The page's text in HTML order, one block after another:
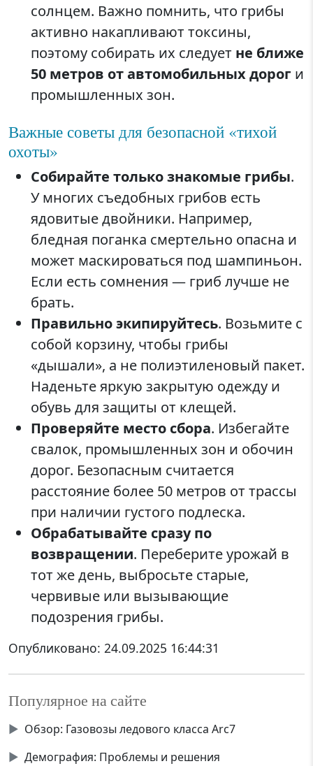
солнцем. Важно помнить, что грибы
активно накапливают токсины,
поэтому собирать их следует не ближе
50 метров от автомобильных дорог и
промышленных зон.
Важные советы для безопасной «тихой
охоты»
Собирайте только знакомые грибы.
У многих съедобных грибов есть
ядовитые двойники. Например,
бледная поганка смертельно опасна и
может маскироваться под шампиньон.
Если есть сомнения — гриб лучше не
брать.
Правильно экипируйтесь. Возьмите с
собой корзину, чтобы грибы
«дышали», а не полиэтиленовый пакет.
Наденьте яркую закрытую одежду и
обувь для защиты от клещей.
Проверяйте место сбора. Избегайте
свалок, промышленных зон и обочин
дорог. Безопасным считается
расстояние более 50 метров от трассы
при наличии густого подлеска.
Обрабатывайте сразу по
возвращении. Переберите урожай в
тот же день, выбросьте старые,
червивые или вызывающие
подозрения грибы.
Опубликовано: 24.09.2025 16:44:31
Популярное на сайте
▶ Обзор: Газовозы ледового класса Аrc7
▶ Демография: Проблемы и решения